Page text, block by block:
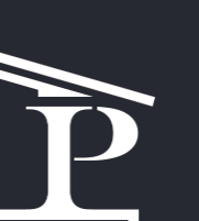
dhe hetimit
provokon
kufizimeve. Nga
në Shqipëri të Giro
tregues
të tilla me
dhe me ndikimin